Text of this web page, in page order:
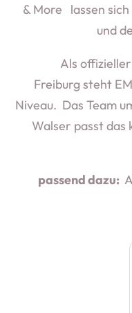
& More lassen
und
Als
Freiburg steht
Niveau. Das Team
Walser passt das
passend dazu: